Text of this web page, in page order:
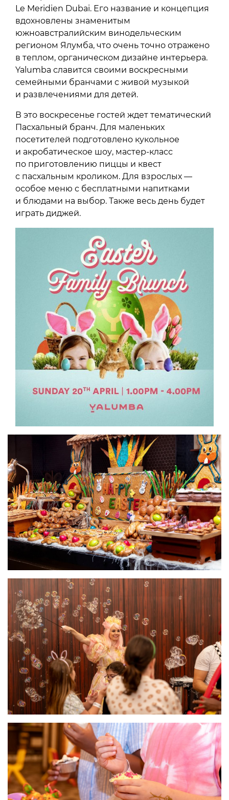
Le Meridien Dubai. Его название и концепция
вдохновлены знаменитым
южноавстралийским винодельческим
регионом Ялумба, что очень точно отражено
в теплом, органическом дизайне интерьера.
Yalumba славится своими воскресными
семейными бранчами с живой музыкой
и развлечениями для детей.
В это воскресенье гостей ждет тематический
Пасхальный бранч. Для маленьких
посетителей подготовлено кукольное
и акробатическое шоу, мастер-класс
по приготовлению пиццы и квест
с пасхальным кроликом. Для взрослых —
особое меню с бесплатными напитками
и блюдами на выбор. Также весь день будет
играть диджей.